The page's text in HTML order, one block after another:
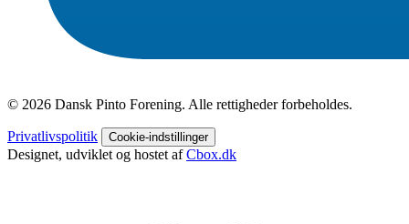
© 2026 Dansk Pinto Forening. Alle rettigheder forbeholdes.
Privatlivspolitik Cookie-indstillinger
Designet, udviklet og hostet afCbox.dk